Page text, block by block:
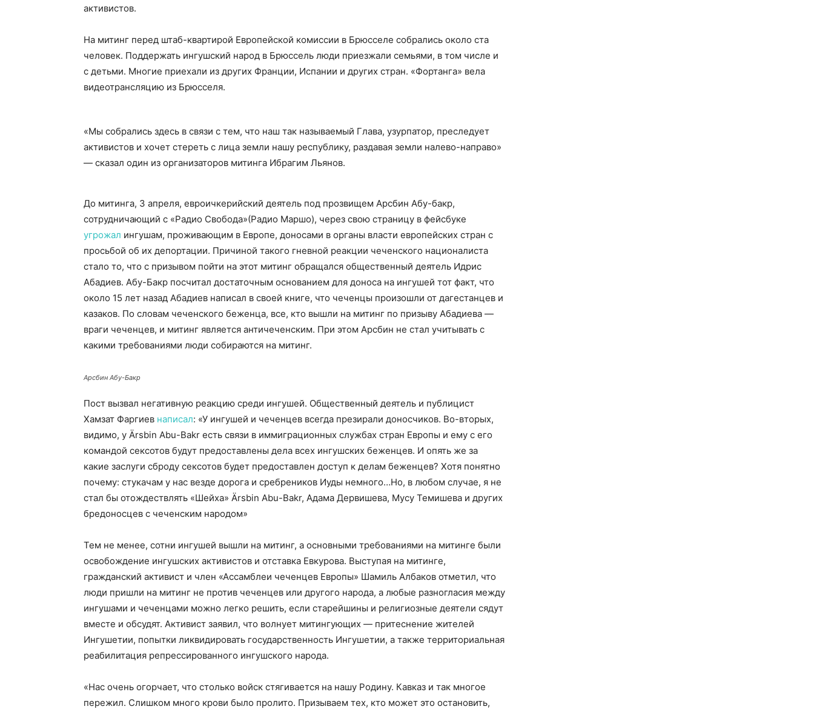
активистов.
На митинг перед штаб-квартирой Европейской комиссии в Брюсселе собрались около ста
человек. Поддержать ингушский народ в Брюссель люди приезжали семьями, в том числе и
с детьми. Многие приехали из других Франции, Испании и других стран. «Фортанга» вела
видеотрансляцию из Брюсселя.
«Мы собрались здесь в связи с тем, что наш так называемый Глава, узурпатор, преследует
активистов и хочет стереть с лица земли нашу республику, раздавая земли налево-направо»
— сказал один из организаторов митинга Ибрагим Льянов.
До митинга, 3 апреля, евроичкерийский деятель под прозвищем Арсбин Абу-бакр,
сотрудничающий с «Радио Свобода»(Радио Маршо), через свою страницу в фейсбуке
угрожал ингушам, проживающим в Европе, доносами в органы власти европейских стран с
просьбой об их депортации. Причиной такого гневной реакции чеченского националиста
стало то, что с призывом пойти на этот митинг обращался общественный деятель Идрис
Абадиев. Абу-Бакр посчитал достаточным основанием для доноса на ингушей тот факт, что
около 15 лет назад Абадиев написал в своей книге, что чеченцы произошли от дагестанцев и
казаков. По словам чеченского беженца, все, кто вышли на митинг по призыву Абадиева —
враги чеченцев, и митинг является античеченским. При этом Арсбин не стал учитывать с
какими требованиями люди собираются на митинг.
Арсбин Абу-Бакр
Пост вызвал негативную реакцию среди ингушей. Общественный деятель и публицист
Хамзат Фаргиев написал: «У ингушей и чеченцев всегда презирали доносчиков. Во-вторых,
видимо, у Ärsbin Abu-Bakr есть связи в иммиграционных службах стран Европы и ему с его
командой сексотов будут предоставлены дела всех ингушских беженцев. И опять же за
какие заслуги сброду сексотов будет предоставлен доступ к делам беженцев? Хотя понятно
почему: стукачам у нас везде дорога и сребреников Иуды немного…Но, в любом случае, я не
стал бы отождествлять «Шейха» Ärsbin Abu-Bakr, Адама Дервишева, Мусу Темишева и других
бредоносцев с чеченским народом»
Тем не менее, сотни ингушей вышли на митинг, а основными требованиями на митинге были
освобождение ингушских активистов и отставка Евкурова. Выступая на митинге,
гражданский активист и член «Ассамблеи чеченцев Европы» Шамиль Албаков отметил, что
люди пришли на митинг не против чеченцев или другого народа, а любые разногласия между
ингушами и чеченцами можно легко решить, если старейшины и религиозные деятели сядут
вместе и обсудят. Активист заявил, что волнует митингующих — притеснение жителей
Ингушетии, попытки ликвидировать государственность Ингушетии, а также территориальная
реабилитация репрессированного ингушского народа.
«Нас очень огорчает, что столько войск стягивается на нашу Родину. Кавказ и так многое
пережил. Слишком много крови было пролито. Призываем тех, кто может это остановить,